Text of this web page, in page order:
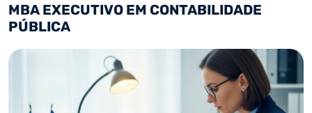
MBA EXECUTIVO EM CONTABILIDADE
PÚBLICA